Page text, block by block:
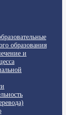
образования
и